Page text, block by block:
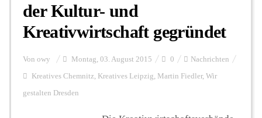
der Kultur- und
Kreativwirtschaft gegründet
Von owy Montag, 03. August 2015 0 Nachrichten
Kreatives Chemnitz, Kreatives Leipzig, Martin Fiedler, Wir
gestalten Dresden